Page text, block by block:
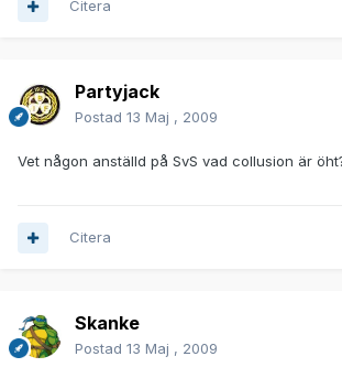
Citera
Partyjack
Postad 13 Maj , 2009
Vet någon anställd på SvS vad collusion är
Citera
Skanke
Postad 13 Maj , 2009